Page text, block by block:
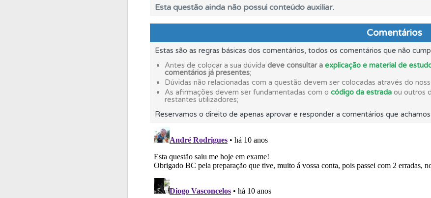
Conta Crie uma conta para não perder as suas estatísticas.
Consulte os comentários da questão quando tem dúvidas.
Conta Crie uma conta para poder partilhar o seu perfil com os seus amigos.
Crie uma conta para ter acesso às suas estatísticas em qualquer
Questões Pode guardar uma questão colocando-a como favorita.
Perfil O Índice Bom Condutor dá-lhe uma ideia da sua preparação para o
Esta questão ainda não possui conteúdo auxiliar.
Comentários
Estas são as regras básicas dos comentários, todos os comentários que não
Antes de colocar a sua dúvida deve consultar a explicação e material de
comentários já presentes;
Dúvidas não relacionadas com a questão devem ser colocadas através do
As afirmações devem ser fundamentadas com o código da estrada ou outros
restantes utilizadores;
Reservamos o direito de apenas aprovar e responder a comentários que